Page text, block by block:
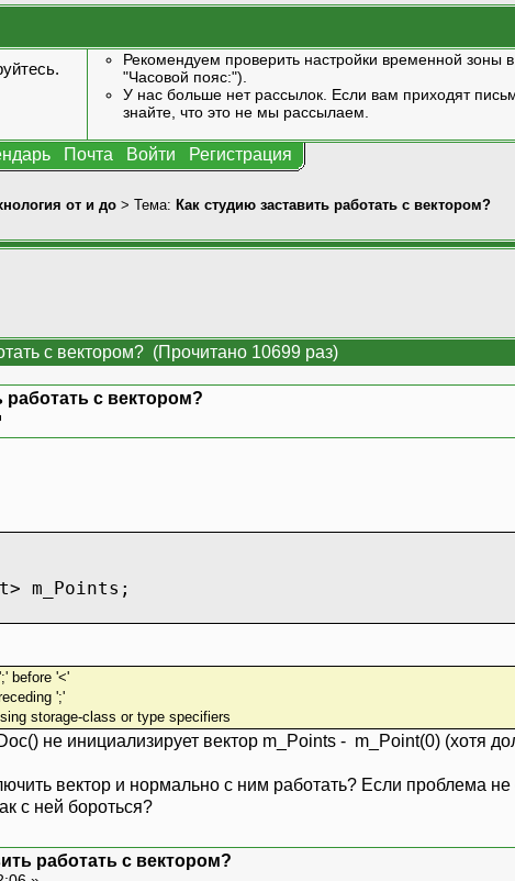
.
Рекомендуем проверить настройки временной
"Часовой пояс:").
У нас больше нет рассылок. Если вам приходят
знайте, что это не мы рассылаем.
Почта Войти Регистрация
от и до > Тема: Как студию заставить работать с вектором?
с вектором? (Прочитано 10699 раз)
работать с вектором?
m_Points;
before '<'
';'
storage-class or type specifiers
не инициализирует вектор m_Points - m_Point(0) (хотя
вектор и нормально с ним работать? Если проблема
с ней бороться?
работать с вектором?